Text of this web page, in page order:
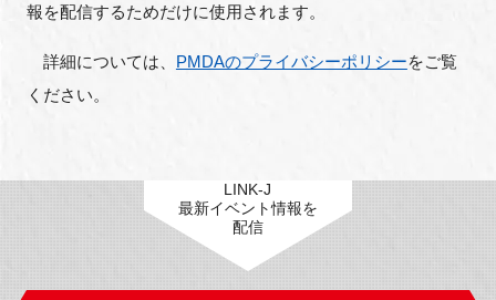
報を配信するためだけに使用されます。
詳細については、 PMDAのプライバシーポリシーをご覧
ください。
LINK-J
最新イベント情報を
配信